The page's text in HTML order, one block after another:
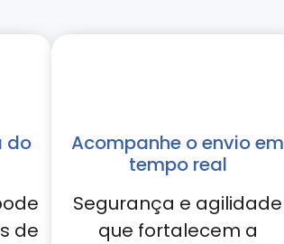
do
de
Acompanhe o envio em
tempo real
Segurança e agilidade
que fortalecem a